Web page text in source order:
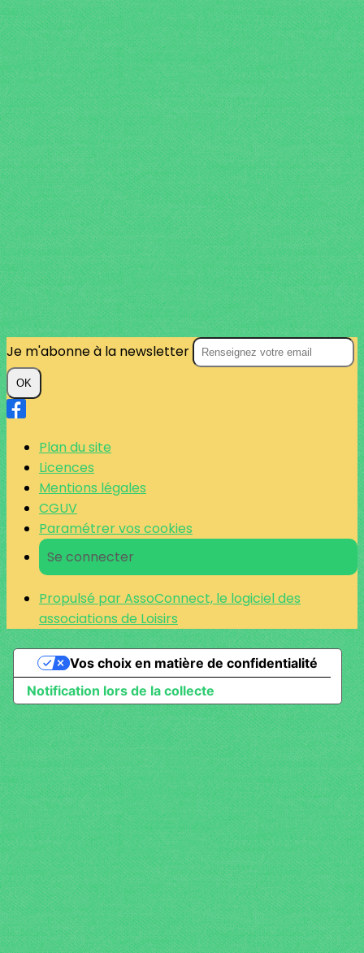
Je m'abonne à la newsletter
OK
Plan du site
Licences
Mentions légales
CGUV
Paramétrer vos cookies
Se connecter
Propulsé par AssoConnect, le logiciel des
associations de Loisirs
Notification lors de la collecte
Vos choix en matière de confidentialité